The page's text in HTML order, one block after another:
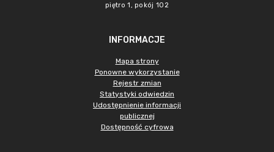
piętro 1, pokój 102
INFORMACJE
Mapa strony
Ponowne wykorzystanie
Rejestr zmian
Statystyki odwiedzin
Udostępnienie informacji
publicznej
Dostępność cyfrowa